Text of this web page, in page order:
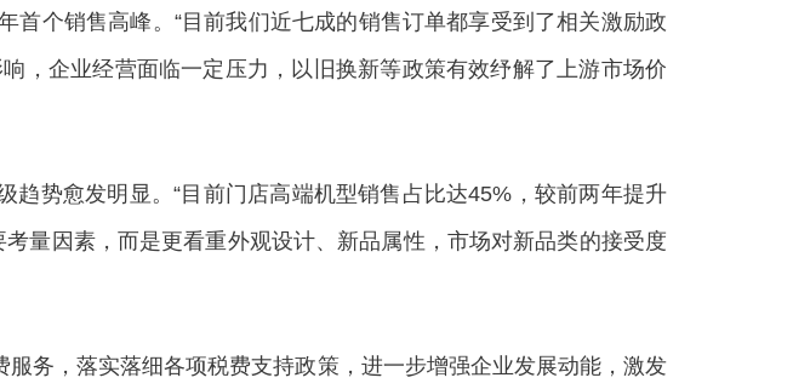
个销售高峰。“目前我们近七成的销售订单都享受到了相关激励政
，企业经营面临一定压力，以旧换新等政策有效纾解了上游市场价
势愈发明显。“目前门店高端机型销售占比达45%，较前两年提升
量因素，而是更看重外观设计、新品属性，市场对新品类的接受度
，落实落细各项税费支持政策，进一步增强企业发展动能，激发